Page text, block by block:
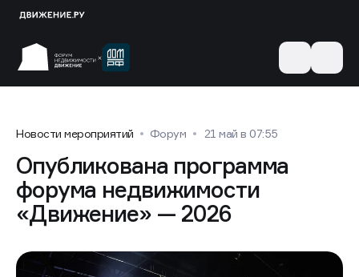
Новости мероприятий Форум 21 май в 07:55
Опубликована программа
форума недвижимости
«Движение» — 2026